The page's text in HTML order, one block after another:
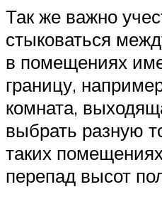
Так же важно
стыковаться
в помещениях
границу,
комната,
выбрать разную
таких
перепад высот